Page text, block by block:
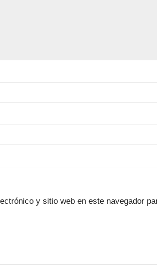
y sitio web en este navegador